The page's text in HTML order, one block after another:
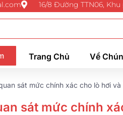
16/8 Đường TTN06,
Trang Chủ Về
sát mức chính xác cho lò hơi
sát mức chính